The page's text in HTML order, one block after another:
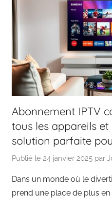
Abonnement IPTV
tous les appareils
solution parfaite
Publié le 24 janvier 2025 par
Dans un monde où le
prend une place de plus